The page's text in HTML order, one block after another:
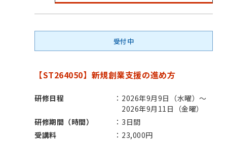
受付中
【ST264050】新規創業支援の進め方
研修日程
2026年9月9日（水曜）～
2026年9月11日（金曜）
研修期間（時間）
3日間
受講料
23,000円